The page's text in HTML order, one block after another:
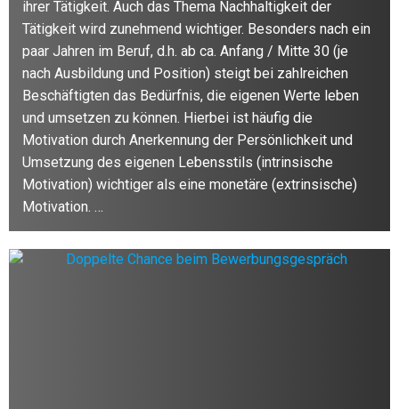
ihrer Tätigkeit. Auch das Thema Nachhaltigkeit der
Tätigkeit wird zunehmend wichtiger. Besonders nach ein
paar Jahren im Beruf, d.h. ab ca. Anfang / Mitte 30 (je
nach Ausbildung und Position) steigt bei zahlreichen
Beschäftigten das Bedürfnis, die eigenen Werte leben
und umsetzen zu können. Hierbei ist häufig die
Motivation durch Anerkennung der Persönlichkeit und
Umsetzung des eigenen Lebensstils (intrinsische
Motivation) wichtiger als eine monetäre (extrinsische)
Motivation. …